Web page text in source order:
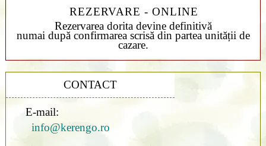
REZERVARE - ONLINE
Rezervarea dorita devine definitivă
numai după confirmarea scrisă din partea unității de
cazare.
CONTACT
E-mail:
info@kerengo.ro